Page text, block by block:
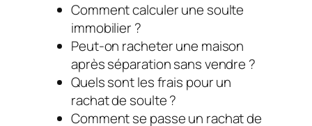
Comment calculer une soulte
immobilier ?
Peut-on racheter une maison
après séparation sans vendre ?
Quels sont les frais pour un
rachat de soulte ?
Comment se passe un rachat de